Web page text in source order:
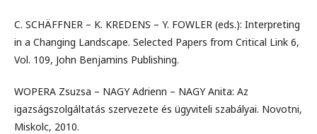
C. SCHÄFFNER – K. KREDENS – Y. FOWLER (eds.): Interpreting
in a Changing Landscape. Selected Papers from Critical Link 6,
Vol. 109, John Benjamins Publishing.
WOPERA Zsuzsa – NAGY Adrienn – NAGY Anita: Az
igazságszolgáltatás szervezete és ügyviteli szabályai. Novotni,
Miskolc, 2010.